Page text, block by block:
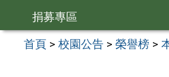
捐募專區
首頁 >校園公告 >榮譽榜 >